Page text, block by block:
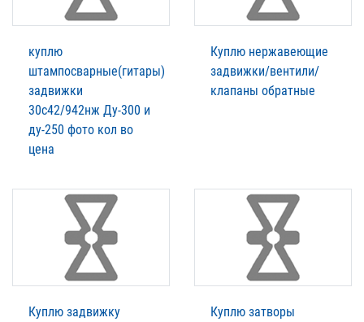
куплю
штампосварные(гитары)
задвижки
30с42/942нж Ду-300 и
ду-250 фото кол во
цена
Куплю нержавеющие
задвижки/вентили/
клапаны обратные
Куплю задвижку
Куплю затворы